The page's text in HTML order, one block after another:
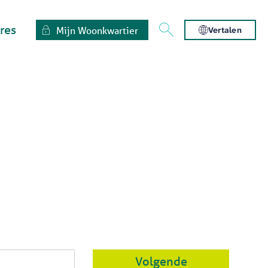
Mijn Woonkwartier Vertalen
Volgende